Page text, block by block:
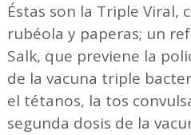
Éstas son la Triple Viral,
rubéola y paperas; un
Salk, que previene la
de la vacuna triple
el tétanos, la tos
segunda dosis de la